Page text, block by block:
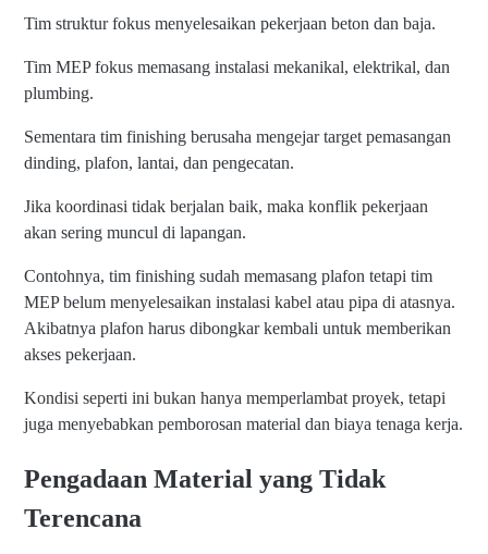
Tim struktur fokus menyelesaikan pekerjaan beton dan baja.
Tim MEP fokus memasang instalasi mekanikal, elektrikal, dan
plumbing.
Sementara tim finishing berusaha mengejar target pemasangan
dinding, plafon, lantai, dan pengecatan.
Jika koordinasi tidak berjalan baik, maka konflik pekerjaan
akan sering muncul di lapangan.
Contohnya, tim finishing sudah memasang plafon tetapi tim
MEP belum menyelesaikan instalasi kabel atau pipa di atasnya.
Akibatnya plafon harus dibongkar kembali untuk memberikan
akses pekerjaan.
Kondisi seperti ini bukan hanya memperlambat proyek, tetapi
juga menyebabkan pemborosan material dan biaya tenaga kerja.
Pengadaan Material yang Tidak
Terencana